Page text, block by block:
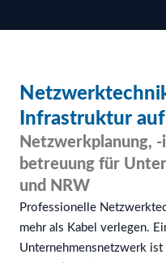
Infrastruktur
Netzwerkplanung,
betreuung für
und NRW
Professionelle
mehr als Kabel verlegen.
Unternehmensnetzwerk